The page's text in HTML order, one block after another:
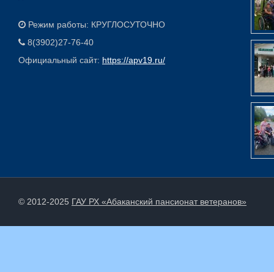
Режим работы: КРУГЛОСУТОЧНО
8(3902)27-76-40
Официальный сайт: https://apv19.ru/
© 2012-2025 ГАУ РХ «Абаканский пансионат ветеранов»